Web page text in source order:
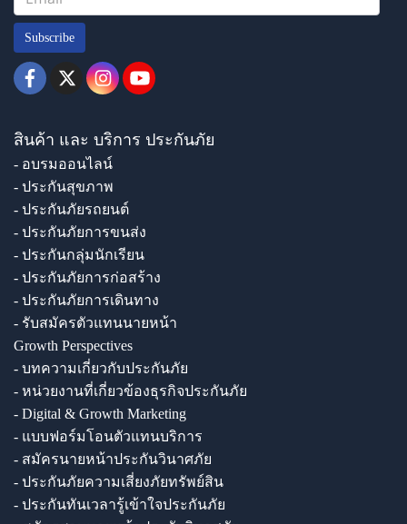
Subscribe
สินค้า และ บริการ ประกันภัย
- อบรมออนไลน์
- ประกันสุขภาพ
- ประกันภัยรถยนต์
- ประกันภัยการขนส่ง
- ประกันกลุ่มนักเรียน
- ประกันภัยการก่อสร้าง
- ประกันภัยการเดินทาง
- รับสมัครตัวแทนนายหน้า
Growth Perspectives
- บทความเกี่ยวกับประกันภัย
- หน่วยงานที่เกี่ยวข้องธุรกิจประกันภัย
- Digital & Growth Marketing
- แบบฟอร์มโอนตัวแทนบริการ
- สมัครนายหน้าประกันวินาศภัย
- ประกันภัยความเสี่ยงภัยทรัพย์สิน
- ประกันทันเวลารู้เข้าใจประกันภัย